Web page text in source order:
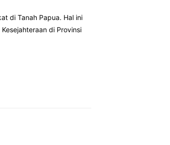
di Tanah Papua. Hal ini
di Provinsi